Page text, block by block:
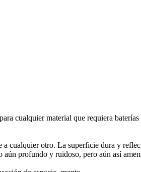
cualquier material que requiera
cualquier otro. La superficie dura y
profundo y ruidoso, pero aún así